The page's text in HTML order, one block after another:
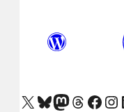
Visit our X (formerly Twitter) account
Visit our Bluesky account
Επισκεφθείτε τον λογαριασμό μας στο
Visit our Threads
Επισκεφτείτε τη